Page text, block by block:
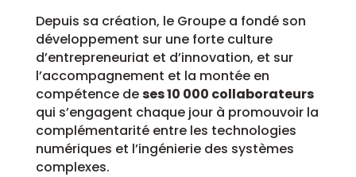
Depuis sa création, le Groupe a fondé son
développement sur une forte culture
d’entrepreneuriat et d’innovation, et sur
l’accompagnement et la montée en
compétence deses 10 000 collaborateurs
qui s’engagent chaque jour à promouvoir la
complémentarité entre les technologies
numériques et l’ingénierie des systèmes
complexes.